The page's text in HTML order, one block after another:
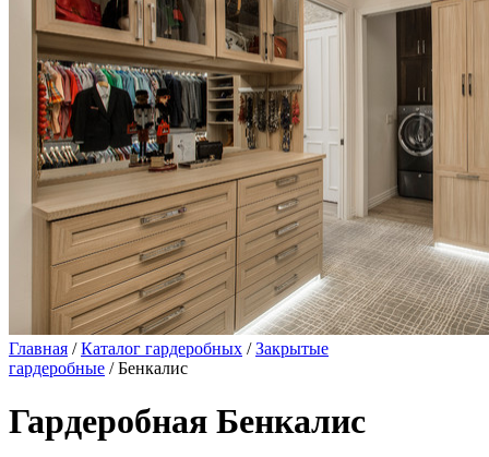
Главная /Каталог гардеробных /Закрытые
гардеробные / Бенкалис
Гардеробная Бенкалис